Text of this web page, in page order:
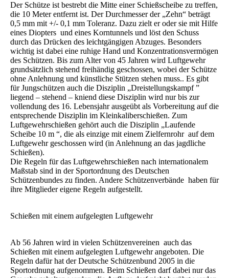
Der Schütze ist bestrebt die Mitte einer Schießscheibe zu treffen,
die 10 Meter entfernt ist. Der Durchmesser der „Zehn“ beträgt
0,5 mm mit +/- 0,1 mm Toleranz. Dazu zielt er oder sie mit Hilfe
eines Diopters und eines Korntunnels und löst den Schuss
durch das Drücken des leichtgängigen Abzuges. Besonders
wichtig ist dabei eine ruhige Hand und Konzentrationsvermögen
des Schützen. Bis zum Alter von 45 Jahren wird Luftgewehr
grundsätzlich stehend freihändig geschossen, wobei der Schütze
ohne Anlehnung und künstliche Stützen stehen muss.. Es gibt
für Jungschützen auch die Disziplin „Dreistellungskampf ”
liegend – stehend – kniend diese Disziplin wird nur bis zur
vollendung des 16. Lebensjahr ausgeübt als Vorbereitung auf die
entsprechende Disziplin im Kleinkaliberschießen. Zum
Luftgewehrschießen gehört auch die Disziplin „Laufende
Scheibe 10 m “, die als einzige mit einem Zielfernrohr auf dem
Luftgewehr geschossen wird (in Anlehnung an das jagdliche
Schießen).
Die Regeln für das Luftgewehrschießen nach internationalem
Maßstab sind in der Sportordnung des Deutschen
Schützenbundes zu finden. Andere Schützenverbände haben für
ihre Mitglieder eigene Regeln aufgestellt.
Schießen mit einem aufgelegten Luftgewehr
Ab 56 Jahren wird in vielen Schützenvereinen auch das
Schießen mit einem aufgelegten Luftgewehr angeboten. Die
Regeln dafür hat der Deutsche Schützenbund 2005 in die
Sportordnung aufgenommen. Beim Schießen darf dabei nur das